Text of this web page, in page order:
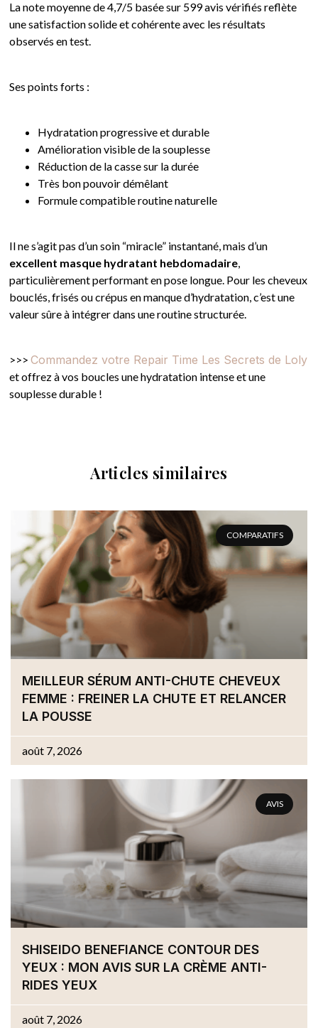
La note moyenne de 4,7/5 basée sur 599 avis vérifiés reflète
une satisfaction solide et cohérente avec les résultats
observés en test.
Ses points forts :
Hydratation progressive et durable
Amélioration visible de la souplesse
Réduction de la casse sur la durée
Très bon pouvoir démêlant
Formule compatible routine naturelle
Il ne s’agit pas d’un soin “miracle” instantané, mais d’un
excellent masque hydratant hebdomadaire,
particulièrement performant en pose longue. Pour les cheveux
bouclés, frisés ou crépus en manque d’hydratation, c’est une
valeur sûre à intégrer dans une routine structurée.
>>> Commandez votre Repair Time Les Secrets de Loly
et offrez à vos boucles une hydratation intense et une
souplesse durable !
Articles similaires
COMPARATIFS
MEILLEUR SÉRUM ANTI-CHUTE CHEVEUX
FEMME : FREINER LA CHUTE ET RELANCER
LA POUSSE
août 7, 2026
AVIS
SHISEIDO BENEFIANCE CONTOUR DES
YEUX : MON AVIS SUR LA CRÈME ANTI-
RIDES YEUX
août 7, 2026